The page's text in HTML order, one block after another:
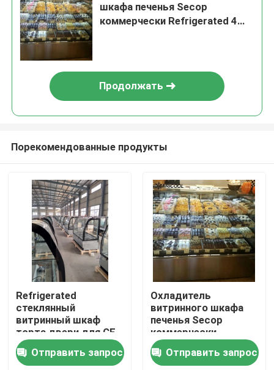
Главная страница
Продукция
О Компании
шкафа печенья Secop
коммерчески Refrigerated 4
Продолжать
Порекомендованные продукты
Refrigerated
стеклянный
витринный шкаф
торта двери для CE
пекарни/ETL
Отправить запрос
Охладитель
витринного шкафа
печенья Secop
коммерчески
Refrigerated 4 слоя
22,7 CU.FT
Отправить запрос